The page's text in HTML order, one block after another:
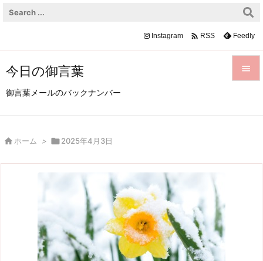
今日の御言葉
御言葉メールのバックナンバー

前へ
Instagram  RSS Feedly
 ホーム > 2025年4月3日